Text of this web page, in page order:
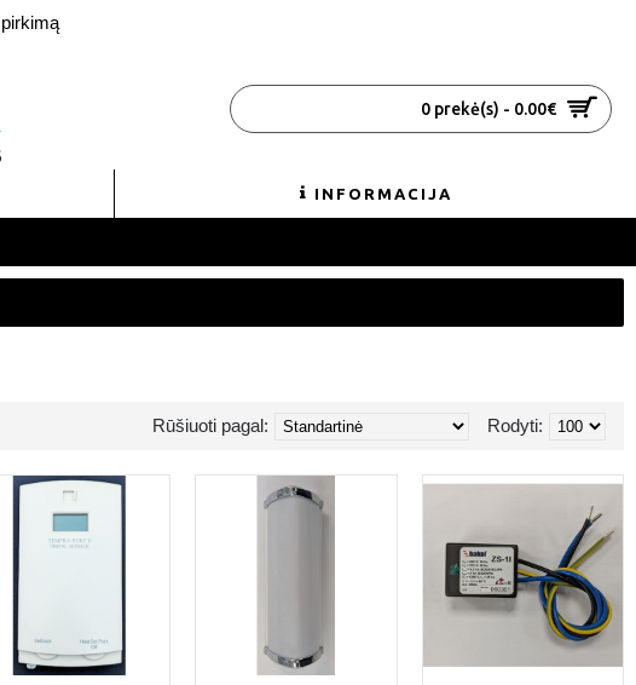
0 prekė(s) - 0.00€
INFORMACIJA
Rodyti:
Rūšiuoti pagal: